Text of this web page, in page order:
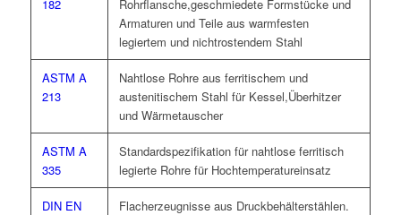
182
Rohrflansche,geschmiedete Formstücke und
Armaturen und Teile aus warmfesten
legiertem und nichtrostendem Stahl
ASTM A
213
Nahtlose Rohre aus ferritischem und
austenitischem Stahl für Kessel,Überhitzer
und Wärmetauscher
ASTM A
335
Standardspezifikation für nahtlose ferritisch
legierte Rohre für Hochtemperatureinsatz
DIN EN
Flacherzeugnisse aus Druckbehälterstählen.